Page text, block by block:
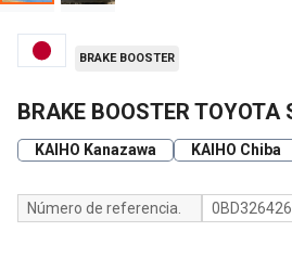
BRAKE BOOSTER
BRAKE BOOSTER TOYOTA
KAIHO Kanazawa KAIHO Chiba
Número de referencia.